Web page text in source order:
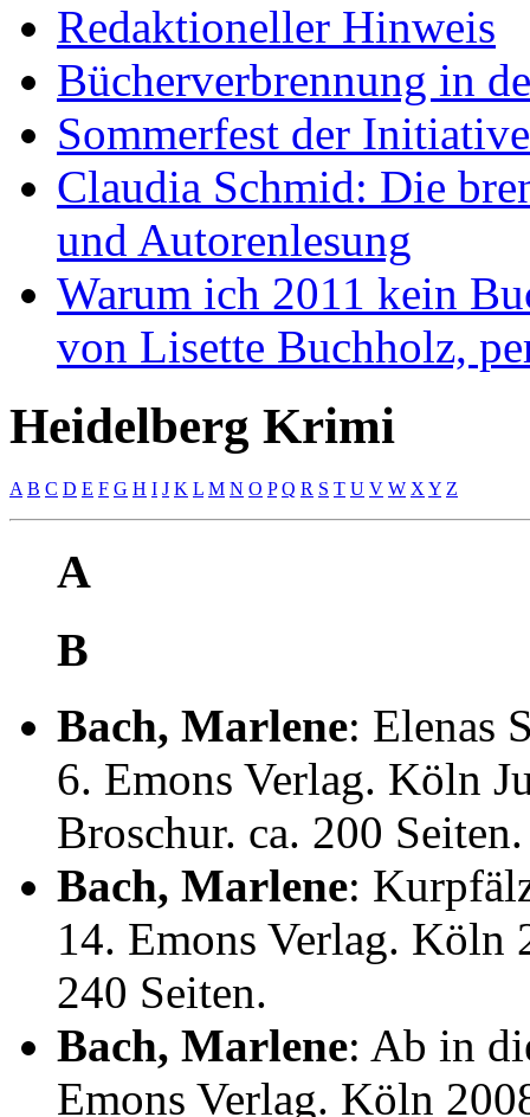
Redaktioneller Hinweis
Bücherverbrennung in
Sommerfest der
Claudia Schmid: Die
und Autorenlesung
Warum ich 2011 kein
von Lisette Buchholz,
Heidelberg Krimi
A B C D E F G H I J K L M N O P Q R S T U V W X Y Z
A
B
Bach, Marlene: Elenas
6. Emons Verlag. Köln
Broschur. ca. 200 Seiten.
Bach, Marlene:
14. Emons Verlag.
240 Seiten.
Bach, Marlene: Ab in
Emons Verlag. Köln